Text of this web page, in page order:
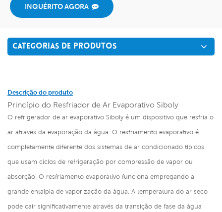
INQUÉRITO AGORA
CATEGORIAS DE PRODUTOS
Descrição do produto
Princípio do Resfriador de Ar Evaporativo Siboly
O refrigerador de ar evaporativo Siboly é um dispositivo que resfria o
ar através da evaporação da água. O resfriamento evaporativo é
completamente diferente dos sistemas de ar condicionado típicos
que usam ciclos de refrigeração por compressão de vapor ou
absorção. O resfriamento evaporativo funciona empregando a
grande entalpia de vaporização da água. A temperatura do ar seco
pode cair significativamente através da transição de fase da água